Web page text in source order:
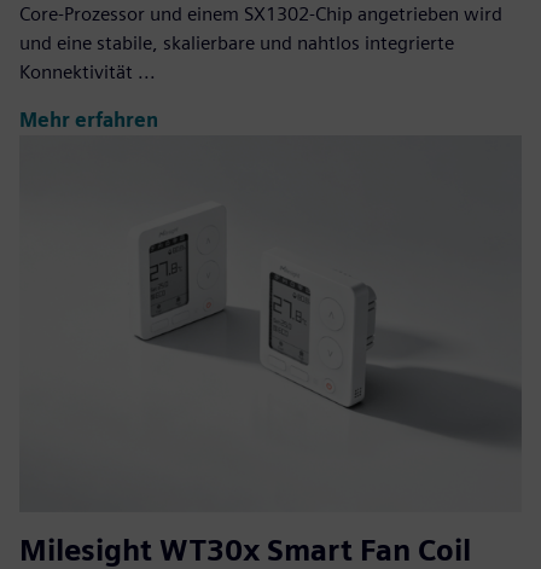
Core-Prozessor und einem SX1302-Chip angetrieben wird
und eine stabile, skalierbare und nahtlos integrierte
Konnektivität ...
Mehr erfahren
Milesight WT30x Smart Fan Coil